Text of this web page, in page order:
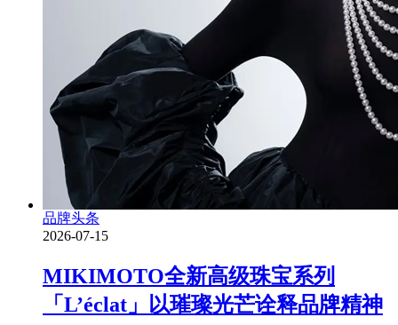
品牌头条
2026-07-15
MIKIMOTO全新高级珠宝系列
「L’éclat」以璀璨光芒诠释品牌精神